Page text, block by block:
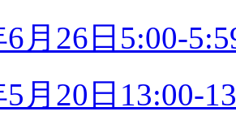
6月26日5:00-
5月20日13:00-